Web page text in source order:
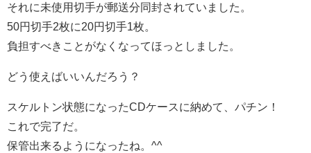
それに未使用切手が郵送分同封されていました。
50円切手2枚に20円切手1枚。
負担すべきことがなくなってほっとしました。
どう使えばいいんだろう？
スケルトン状態になったCDケースに納めて、パチン！
これで完了だ。
保管出来るようになったね。^^